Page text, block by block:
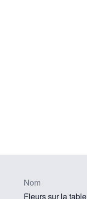
Nom
Fleurs sur la table